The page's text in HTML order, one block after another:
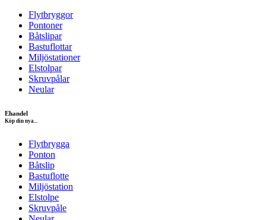
Flytbryggor
Pontoner
Båtslipar
Bastuflottar
Miljöstationer
Elstolpar
Skruvpålar
Neular
Ehandel
Köp din nya...
Flytbrygga
Ponton
Båtslip
Bastuflotte
Miljöstation
Elstolpe
Skruvpåle